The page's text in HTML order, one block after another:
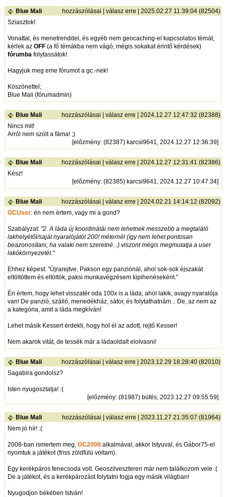
Blue Mali hozzászólásai |válasz erre | 2025.02.27 11:39:04 (82504)
Sziasztok!
Vonattal, és menetrenddel, és egyéb nem geocaching-el kapcsolatos témát,
kérlek azOFF (a fő témákba nem vágó, mégis sokakat érintő kérdések)
fórumba folytassátok!
Hagyjuk meg eme fórumot a gc.-nek!
Köszönettel;
Blue Mali (fórumadmin)
Blue Mali hozzászólásai |válasz erre | 2024.12.27 12:47:32 (82388)
Nincs mit!
Arról nem szólt a fáma! ;)
[előzmény: (82387) karcsi9641, 2024.12.27 12:36:39]
Blue Mali hozzászólásai |válasz erre | 2024.12.27 12:31:41 (82386)
Kész!
[előzmény: (82385) karcsi9641, 2024.12.27 10:47:34]
Blue Mali hozzászólásai |válasz erre | 2024.02.21 14:14:12 (82092)
GCUser: én nem értem, vagy mi a gond?
Szabályzat: "2. A láda új koordinátái nem lehetnek messzebb a megtaláló
lakhelyétől/saját nyaralójától 200! méternél (így nem lehet pontosan
beazonosítani, ha valaki nem szeretné...) viszont mégis megmutatja a user
lakókörnyezetét."
Ehhez képest: "Újrarejtve, Pakson egy panziónál, ahol sok-sok éjszakát
eltöltöttem és eltöltök, paksi munkavégzésem kipihenéseként."
Én értem, hogy lehet visszatér oda 100x is a láda, ahol lakik, avagy nyaralója
van! De panzió, szálló, menedékház, sátor, és folytathatnám... De, az nem az
a kategória, amit a láda megkíván!
Lehet másik Kessert érdekli, hogy hol él az adott, rejtő Kesser!
Nem akarok vitát, de tessék már a ládaoldalt elolvasni!
Blue Mali hozzászólásai |válasz erre | 2023.12.29 18:28:40 (82010)
Sagabira gondolsz?
Isten nyugosztalja! :(
[előzmény: (81987) büfés, 2023.12.27 09:55:59]
Blue Mali hozzászólásai |válasz erre | 2023.11.27 21:35:07 (81964)
Nem jó hír! :(
2008-ban ismertem meg,GC2008 alkalmával, akkor Istyuval, és Gábor75-el
nyomtuk a játékot (friss zöldfülü voltam).
Egy kerékpáros fenecsoda volt. Geoszilveszteren már nem találkozom vele :(
De a játékot, és a kerékpározást folytatni fogja egy másik világban!
Nyugodjon békében István!